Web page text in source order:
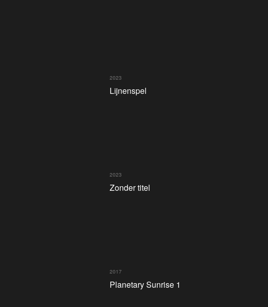
Lijnenspel
2023
Zonder titel
2023
Planetary Sunrise 1
2017